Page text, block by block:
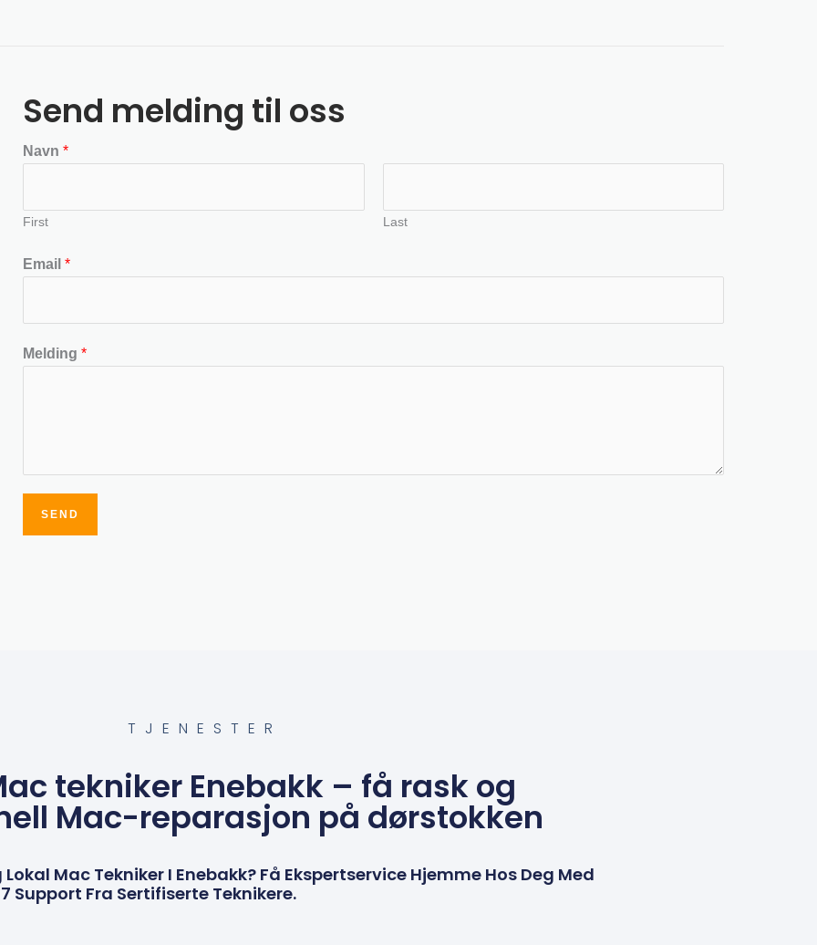
Send melding til oss
Navn*
First Last
Email*
Melding*
SEND
TJENESTER
tekniker Enebakk – få rask og
Mac-reparasjon på dørstokken
Mac Tekniker I Enebakk? Få Ekspertservice Hjemme Hos Deg Med
Support Fra Sertifiserte Teknikere.